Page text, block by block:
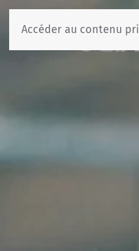
Accéder au contenu